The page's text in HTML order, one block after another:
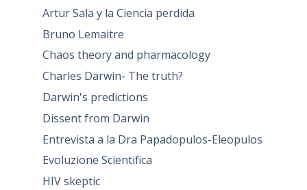
Artur Sala y la Ciencia perdida
Bruno Lemaitre
Chaos theory and pharmacology
Charles Darwin- The truth?
Darwin's predictions
Dissent from Darwin
Entrevista a la Dra Papadopulos-Eleopulos
Evoluzione Scientifica
HIV skeptic